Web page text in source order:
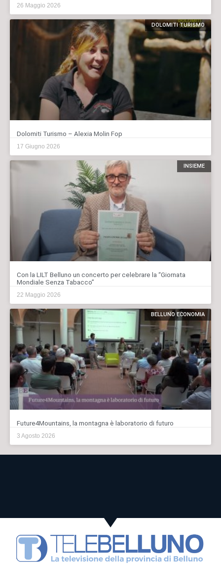
26 Maggio 2026
DOLOMITI TURISMO
Dolomiti Turismo – Alexia Molin Fop
17 Giugno 2026
INSIEME
Con la LILT Belluno un concerto per celebrare la “Giornata
Mondiale Senza Tabacco”
22 Maggio 2026
BELLUNO ECONOMIA
Future4Mountains, la montagna è laboratorio di futuro
3 Agosto 2026